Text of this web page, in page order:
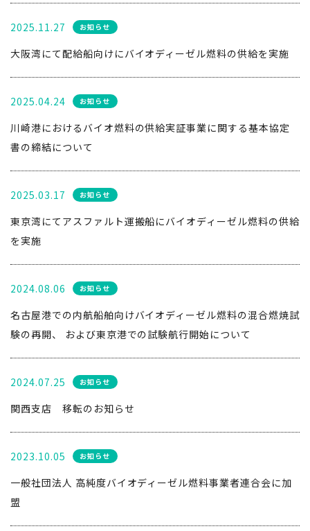
2025.11.27 お知らせ
大阪湾にて配給船向けにバイオディーゼル燃料の供給を実施
2025.04.24 お知らせ
川崎港におけるバイオ燃料の供給実証事業に関する基本協定
書の締結について
2025.03.17 お知らせ
東京湾にてアスファルト運搬船にバイオディーゼル燃料の供給
を実施
2024.08.06 お知らせ
名古屋港での内航船舶向けバイオディーゼル燃料の混合燃焼試
験の再開、 および東京港での試験航行開始について
2024.07.25 お知らせ
関西支店 移転のお知らせ
2023.10.05 お知らせ
一般社団法人 高純度バイオディーゼル燃料事業者連合会に加
盟